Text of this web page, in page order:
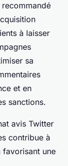
à laisser
sa
et en
sanctions.
avis Twitter
contribue à
favorisant une